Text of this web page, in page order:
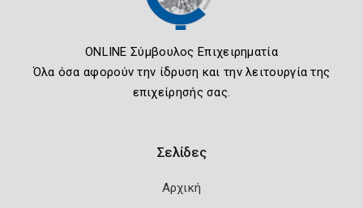
ONLINE Σύμβουλος Επιχειρηματία
Όλα όσα αφορούν την ίδρυση και την λειτουργία της
επιχείρησής σας.
Σελίδες
Αρχική